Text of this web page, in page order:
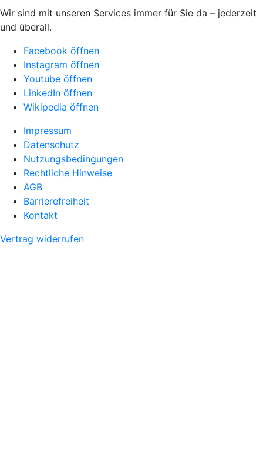
Wir sind mit unseren Services immer für Sie da – jederzeit
und überall.
Facebook öffnen
Instagram öffnen
Youtube öffnen
LinkedIn öffnen
Wikipedia öffnen
Impressum
Datenschutz
Nutzungsbedingungen
Rechtliche Hinweise
AGB
Barrierefreiheit
Kontakt
Vertrag widerrufen